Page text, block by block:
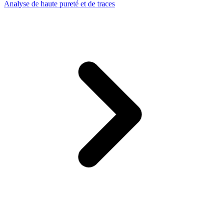
Analyse de haute pureté et de traces